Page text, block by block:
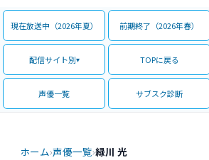
現在放送中（2026年夏） 前期終了（2026年春）
配信サイト別 TOPに戻る
声優一覧 サブスク診断
ホーム›声優一覧›緑川 光